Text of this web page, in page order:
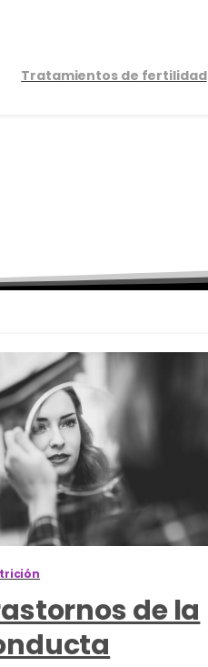
Tratamientos de fertilidad
de la